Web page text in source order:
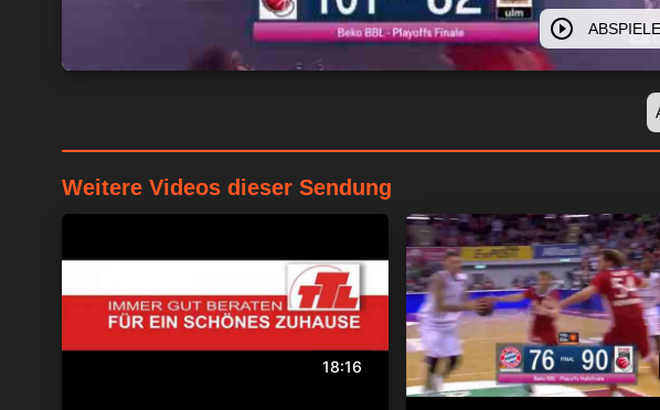
Weitere Videos dieser Sendung
18:16